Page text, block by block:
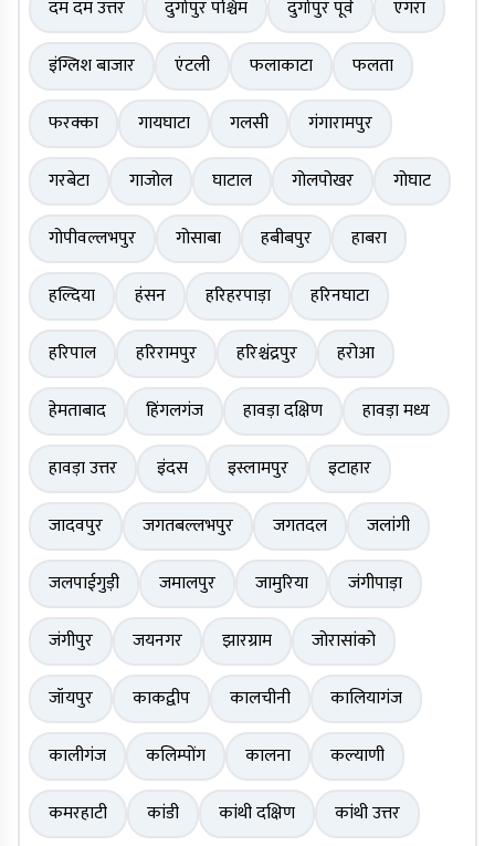
दम दम उत्तर
दुर्गापुर पश्चिम दुर्गापुर पूर्व
एगरा
इंग्लिश बाजार
एंटली फलाकाटा
फलता
फरक्का
गायघाटा गलसी
गंगारामपुर
गरबेटा
गाजोल घाटाल गोलपोखर
गोघाट
गोपीवल्लभपुर
गोसाबा हबीबपुर
हाबरा
हल्दिया
हंसन हरिहरपाड़ा
हरिनघाटा
हरिपाल
हरिरामपुर हरिश्चंद्रपुर
हरोआ
हेमताबाद
हिंगलगंज हावड़ा दक्षिण
हावड़ा मध्य
हावड़ा उत्तर
इंदस इस्लामपुर
इटाहार
जादवपुर
जगतबल्लभपुर जगतदल
जलांगी
जलपाईगुड़ी
जमालपुर जामुरिया
जंगीपाड़ा
जंगीपुर
जयनगर झारग्राम
जोरासांको
जॉयपुर
काकद्वीप कालचीनी
कालियागंज
कालीगंज
कलिम्पोंग कालना
कल्याणी
कमरहाटी
कांडी कांथी दक्षिण
कांथी उत्तर